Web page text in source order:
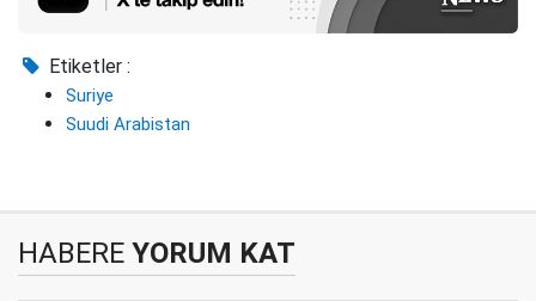
Etiketler :
Suriye
Suudi Arabistan
HABERE YORUM KAT